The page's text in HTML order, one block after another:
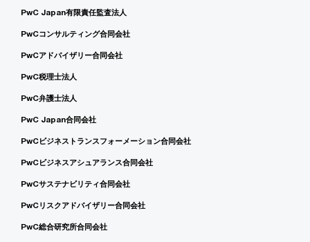
PwC Japan有限責任監査法人
PwCコンサルティング合同会社
PwCアドバイザリー合同会社
PwC税理士法人
PwC弁護士法人
PwC Japan合同会社
PwCビジネストランスフォーメーション合同会社
PwCビジネスアシュアランス合同会社
PwCサステナビリティ合同会社
PwCリスクアドバイザリー合同会社
PwC総合研究所合同会社